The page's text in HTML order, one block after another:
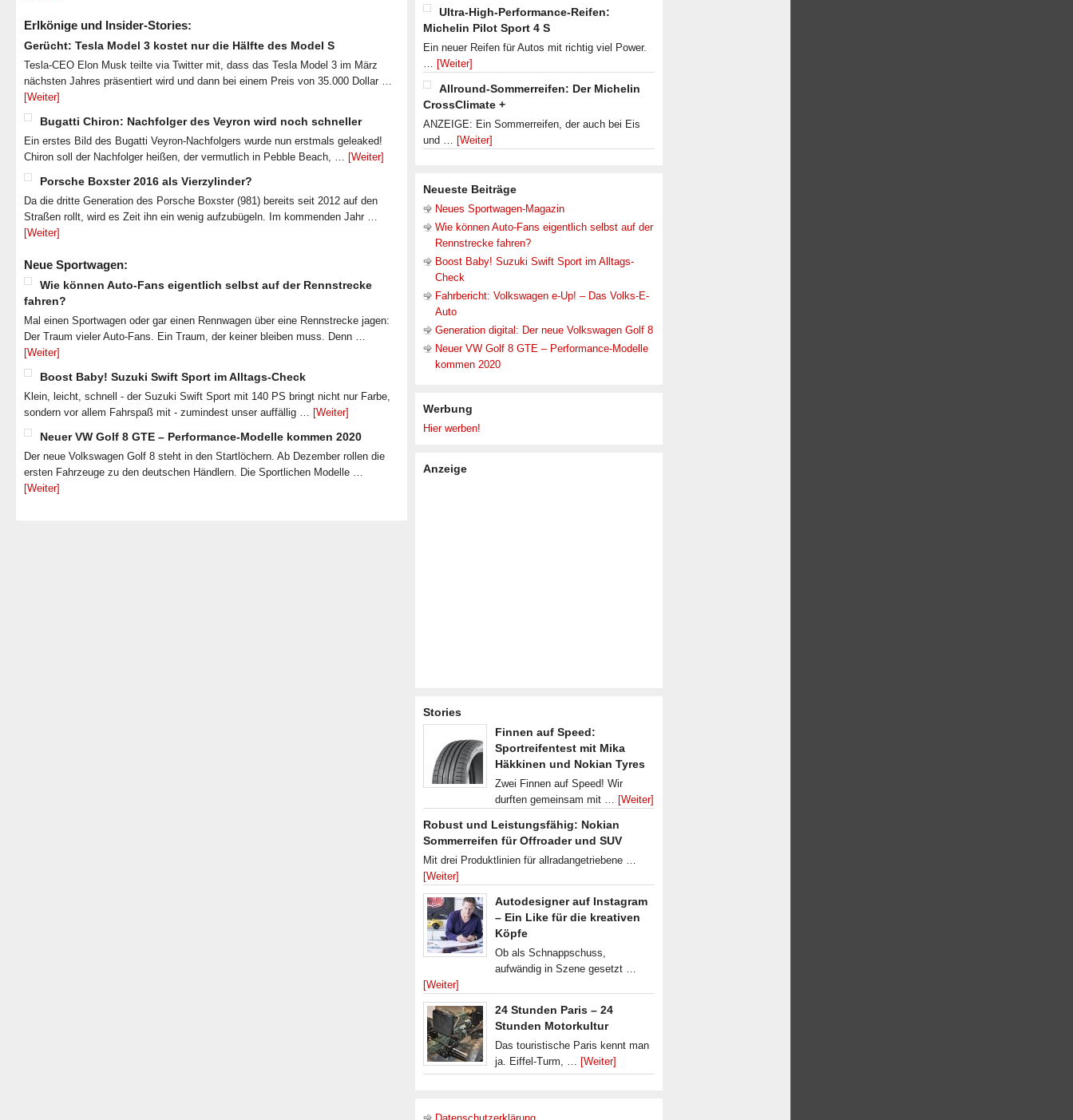
Erlkönige und Insider-Stories:
Gerücht: Tesla Model 3 kostet nur die Hälfte des Model S
Tesla-CEO Elon Musk teilte via Twitter mit, dass das Tesla Model 3 im März
nächsten Jahres präsentiert wird und dann bei einem Preis von 35.000 Dollar …
[Weiter]
Bugatti Chiron: Nachfolger des Veyron wird noch schneller
Ein erstes Bild des Bugatti Veyron-Nachfolgers wurde nun erstmals geleaked!
Chiron soll der Nachfolger heißen, der vermutlich in Pebble Beach, … [Weiter]
Porsche Boxster 2016 als Vierzylinder?
Da die dritte Generation des Porsche Boxster (981) bereits seit 2012 auf den
Straßen rollt, wird es Zeit ihn ein wenig aufzubügeln. Im kommenden Jahr …
[Weiter]
Neue Sportwagen:
Wie können Auto-Fans eigentlich selbst auf der Rennstrecke
fahren?
Mal einen Sportwagen oder gar einen Rennwagen über eine Rennstrecke jagen:
Der Traum vieler Auto-Fans. Ein Traum, der keiner bleiben muss. Denn …
[Weiter]
Boost Baby! Suzuki Swift Sport im Alltags-Check
Klein, leicht, schnell - der Suzuki Swift Sport mit 140 PS bringt nicht nur Farbe,
sondern vor allem Fahrspaß mit - zumindest unser auffällig … [Weiter]
Neuer VW Golf 8 GTE – Performance-Modelle kommen 2020
Der neue Volkswagen Golf 8 steht in den Startlöchern. Ab Dezember rollen die
ersten Fahrzeuge zu den deutschen Händlern. Die Sportlichen Modelle …
[Weiter]
Ultra-High-Performance-Reifen:
Michelin Pilot Sport 4 S
Ein neuer Reifen für Autos mit richtig viel Power.
… [Weiter]
Allround-Sommerreifen: Der Michelin
CrossClimate +
ANZEIGE: Ein Sommerreifen, der auch bei Eis
und … [Weiter]
Neueste Beiträge
Neues Sportwagen-Magazin
Wie können Auto-Fans eigentlich selbst auf der
Rennstrecke fahren?
Boost Baby! Suzuki Swift Sport im Alltags-
Check
Fahrbericht: Volkswagen e-Up! – Das Volks-E-
Auto
Generation digital: Der neue Volkswagen Golf 8
Neuer VW Golf 8 GTE – Performance-Modelle
kommen 2020
Werbung
Hier werben!
Anzeige
Stories
Finnen auf Speed:
Sportreifentest mit Mika
Häkkinen und Nokian Tyres
Zwei Finnen auf Speed! Wir
durften gemeinsam mit … [Weiter]
Robust und Leistungsfähig: Nokian
Sommerreifen für Offroader und SUV
Mit drei Produktlinien für allradangetriebene …
[Weiter]
Autodesigner auf Instagram
– Ein Like für die kreativen
Köpfe
Ob als Schnappschuss,
aufwändig in Szene gesetzt …
[Weiter]
24 Stunden Paris – 24
Stunden Motorkultur
Das touristische Paris kennt man
ja. Eiffel-Turm, … [Weiter]